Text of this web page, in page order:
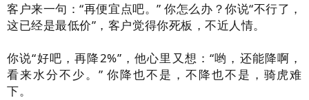
客户来一句：“再便宜点吧。” 你怎么办？你说“不行了，
这已经是最低价”，客户觉得你死板，不近人情。
你说“好吧，再降2%”，他心里又想：“哟，还能降啊，
看来水分不少。” 你降也不是，不降也不是，骑虎难
下。